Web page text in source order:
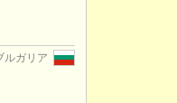
ルガリア